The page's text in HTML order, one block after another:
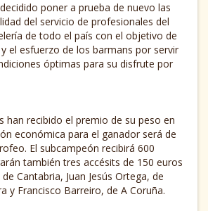
poner a prueba de nuevo las
del servicio de profesionales del
de todo el país con el objetivo de
el esfuerzo de los barmans por servir
óptimas para su disfrute por
han recibido el premio de su peso en
económica para el ganador será de
El subcampeón recibirá 600
también tres accésits de 150 euros
Cantabria, Juan Jesús Ortega, de
y Francisco Barreiro, de A Coruña.